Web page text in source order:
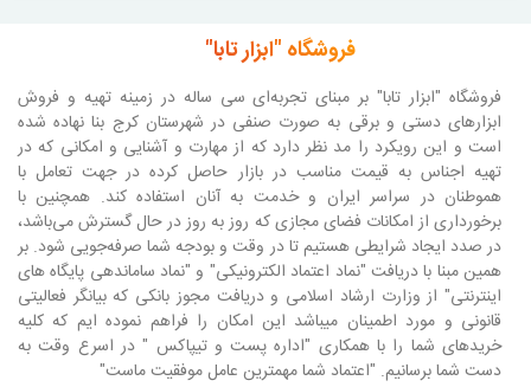
فروشگاه "ابزار تابا"
فروشگاه "ابزار تابا"بر مبنای تجربه‌ای سی ساله در زمینه تهیه و فروش
ابزارهای دستی و برقی به صورت صنفی در شهرستان کرج بنا نهاده شده
است و این رویکرد را مد نظر دارد که از مهارت و آشنایی و امکانی که در
تهیه اجناس به قیمت مناسب در بازار حاصل کرده در جهت تعامل با
هموطنان در سراسر ایران و خدمت به آنان استفاده کند. همچنین با
برخورداری از امکانات فضای مجازی که روز به روز در حال گسترش می‌باشد،
در صدد ایجاد شرایطی هستیم تا در وقت و بودجه شما صرفه‌جویی شود. بر
همین مبنا با دریافت "نماد اعتماد الکترونیکی" و "نماد ساماندهی پایگاه های
اینترنتی" از وزارت ارشاد اسلامی و دریافت مجوز بانکی که بیانگر فعالیتی
قانونی و مورد اطمینان میباشد این امکان را فراهم نموده ایم که کلیه
خریدهای شما را با همکاری "اداره پست و تیپاکس " در اسرع وقت به
دست شما برسانیم. "اعتماد شما مهمترین عامل موفقیت ماست"